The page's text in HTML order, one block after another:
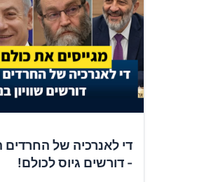
די לאנרכיה של
- דורשים גיוס לכולם!